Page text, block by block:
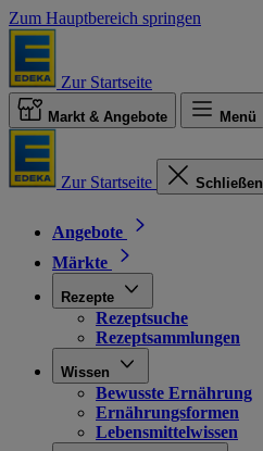
Zum Hauptbereich springen
Zur Startseite
Markt & Angebote Menü
Zur Startseite Schließen
Angebote
Märkte
Rezepte
Rezeptsuche
Rezeptsammlungen
Wissen
Bewusste Ernährung
Ernährungsformen
Lebensmittelwissen